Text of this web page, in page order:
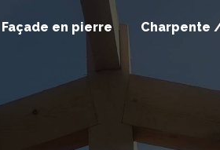
Façade en pierre Charpente